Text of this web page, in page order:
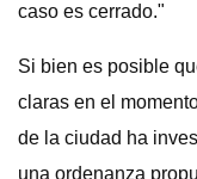
caso es cerrado."
Si bien es posible
claras en el
de la ciudad ha
una ordenanza